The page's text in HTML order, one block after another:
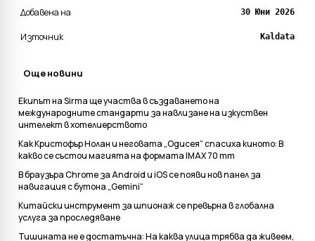
Добавена на 30 Юни 2026
Източник Kaldata
Още новини
Екипът на Sirma ще участва в създаването на
международните стандарти за навлизане на изкуствен
интелект в хотелиерството
Как Кристофър Нолан и неговата „Одисея“ спасиха киното: В
какво се състои магията на формата IMAX 70 mm
В браузъра Chrome за Android и iOS се появи нов панел за
навигация с бутона „Gemini“
Китайски инструмент за шпионаж се превърна в глобална
услуга за проследяване
Тишината не е достатъчна: На каква улица трябва да живеем,